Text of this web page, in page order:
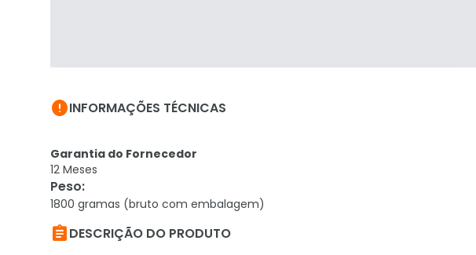
INFORMAÇÕES TÉCNICAS
Garantia do Fornecedor
12 Meses
Peso:
1800 gramas (bruto com embalagem)
DESCRIÇÃO DO PRODUTO